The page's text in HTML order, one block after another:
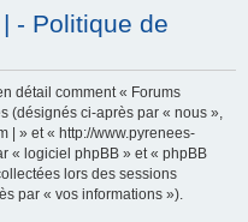
h
- Politique de
détail comment « Forums
(désignés ci-après par « nous »,
| » et « http://www.pyrenees-
« logiciel phpBB » et « phpBB
lors des sessions
par « vos informations »).